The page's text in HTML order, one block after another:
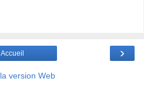
›
Accueil
version Web